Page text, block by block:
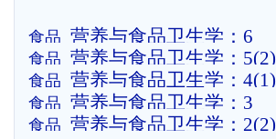
食品 营养与食品卫生学：6
食品 营养与食品卫生学：5(2)
食品 营养与食品卫生学：4(1)
食品 营养与食品卫生学：3
食品 营养与食品卫生学：2(2)